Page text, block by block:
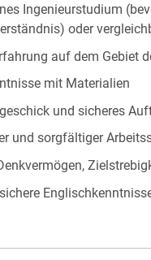
Ingenieurstudium
oder
auf dem Gebiet
mit Materialien
und sicheres
und sorgfältiger